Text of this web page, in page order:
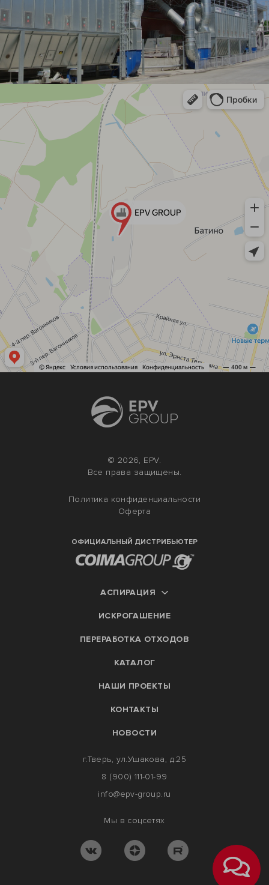
© 2026, EPV.
Все права защищены.
Политика конфиденциальности
Оферта
ОФИЦИАЛЬНЫЙ ДИСТРИБЬЮТЕР
г.Тверь, ул.Ушакова, д.25
8 (900) 111-01-99
info@epv-group.ru
АСПИРАЦИЯ
ИСКРОГАШЕНИЕ
ПЕРЕРАБОТКА ОТХОДОВ
КАТАЛОГ
НАШИ ПРОЕКТЫ
КОНТАКТЫ
НОВОСТИ
Мы в соцсетях